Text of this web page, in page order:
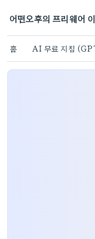
어떤오후의 프리웨어
홈 AI 무료 지침